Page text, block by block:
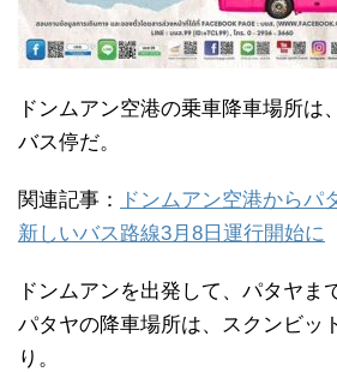
ドンムアン空港の乗車降車場所は
バス停だ。
関連記事：
ドンムアン空港からパ
新しいバス路線3月8日運行開始に
ドンムアンを出発して、パタヤま
パタヤの降車場所は、スクンビッ
り。